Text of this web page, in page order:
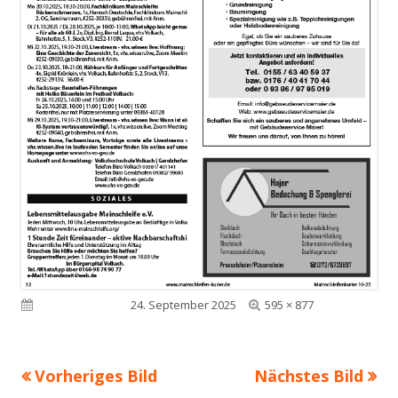
Veröffentlicht am24. September 2025
Volle
595 × 877
Vorheriges Bild Nächstes Bild